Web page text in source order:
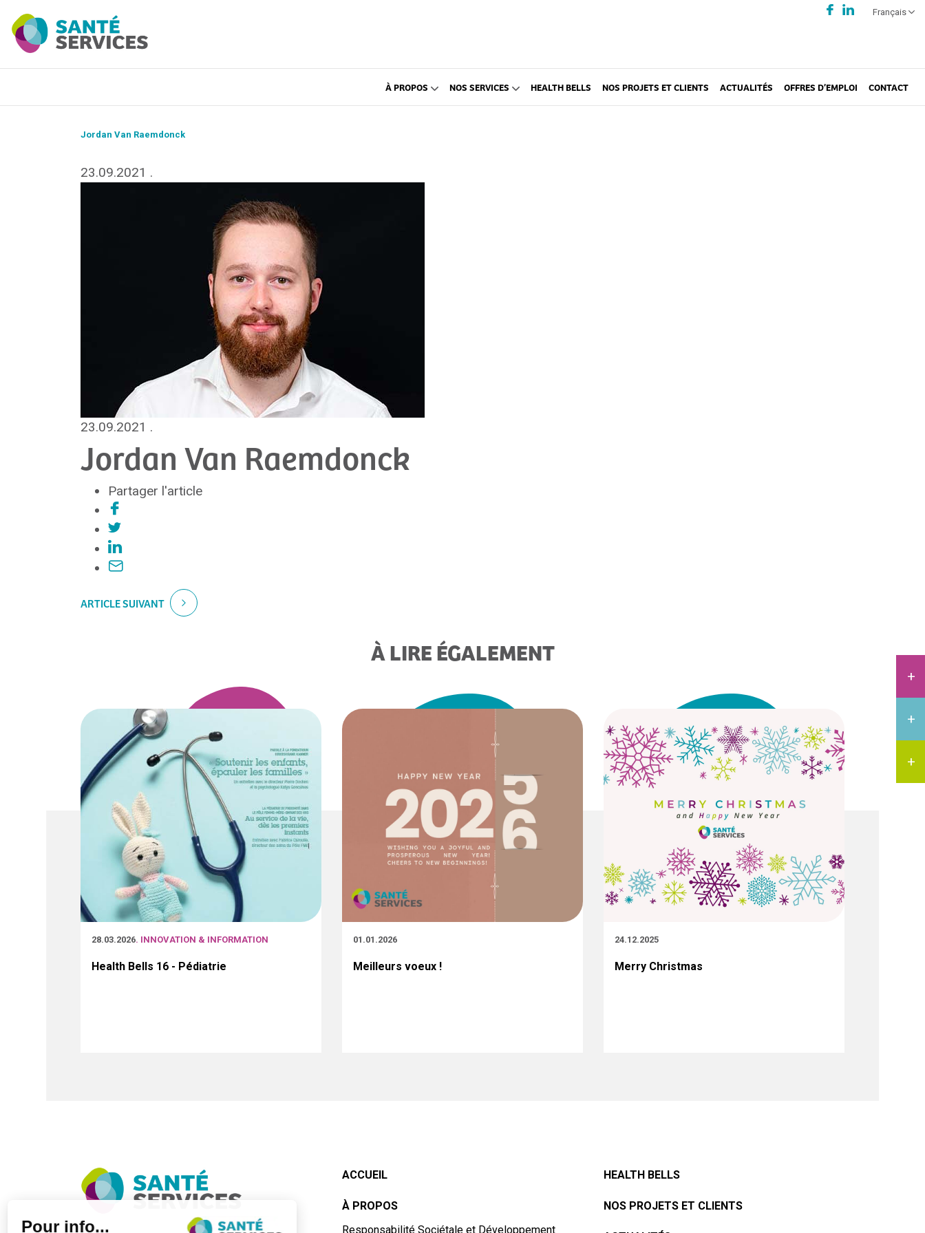
Français
À PROPOS NOS SERVICES HEALTH BELLS NOS PROJETS ET CLIENTS ACTUALITÉS OFFRES D’EMPLOI CONTACT
Jordan Van Raemdonck
23.09.2021 .
23.09.2021 .
Jordan Van Raemdonck
Partager l'article
ARTICLE SUIVANT
À LIRE ÉGALEMENT
28.03.2026. INNOVATION & INFORMATION
Health Bells 16 - Pédiatrie
01.01.2026
Meilleurs voeux !
24.12.2025
Merry Christmas
ACCUEIL
À PROPOS
Responsabilité Sociétale et Développement
HEALTH BELLS
NOS PROJETS ET CLIENTS